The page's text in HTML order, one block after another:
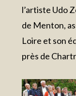
l’artiste Udo
de Menton,
Loire et son
près de